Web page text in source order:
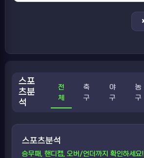
스포
츠분
석
전
체
축
구
야
구
농
구
스포츠분석
승무패, 핸디캡, 오버/언더까지 확인하세요!